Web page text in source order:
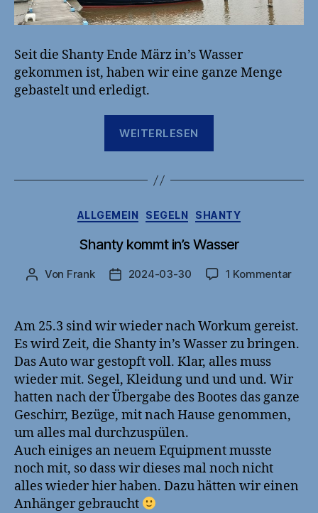
Seit die Shanty Ende März in’s Wasser
gekommen ist, haben wir eine ganze Menge
gebastelt und erledigt.
WEITERLESEN
für
Saison“
Kategorien
ALLGEMEIN SEGELN SHANTY
Shanty kommt in’s Wasser
Beitragsautor
Von Frank Veröffentlichungsdatum
2024-03-30 1 Kommentarzu
in’s
Am 25.3 sind wir wieder nach Workum gereist.
Es wird Zeit, die Shanty in’s Wasser zu bringen.
Das Auto war gestopft voll. Klar, alles muss
wieder mit. Segel, Kleidung und und und. Wir
hatten nach der Übergabe des Bootes das ganze
Geschirr, Bezüge, mit nach Hause genommen,
um alles mal durchzuspülen.
Auch einiges an neuem Equipment musste
noch mit, so dass wir dieses mal noch nicht
alles wieder hier haben. Dazu hätten wir einen
Anhänger gebraucht